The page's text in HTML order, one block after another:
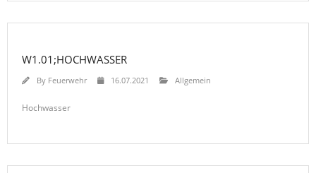
W1.01;HOCHWASSER
By Feuerwehr 16.07.2021 Allgemein
Hochwasser